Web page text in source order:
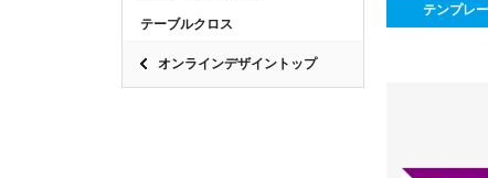
テーブルクロス
オンラインデザイントップ
テンプレ